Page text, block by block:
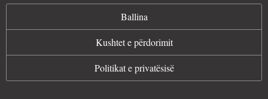
Ballina
Kushtet e përdorimit
Politikat e privatësisë